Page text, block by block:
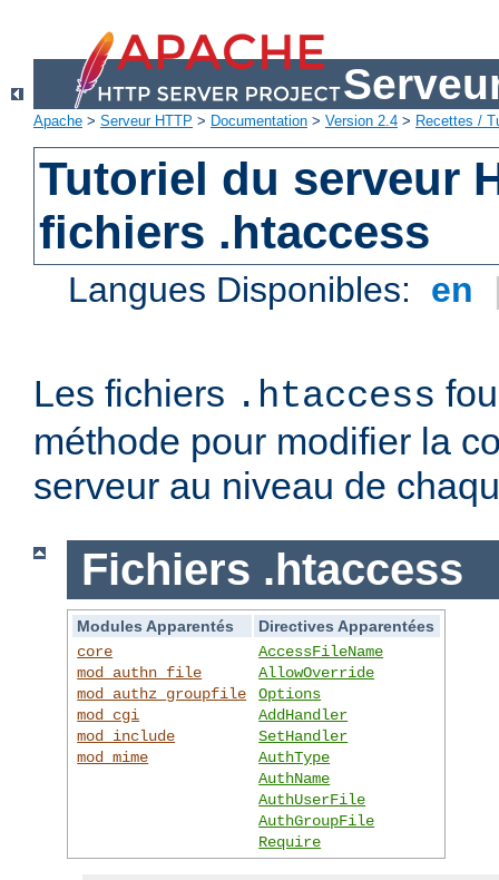
Apache > Serveur HTTP > Documentation > Version 2.4 > Recettes /
Tutoriel du serveur
fichiers .htaccess
Langues Disponibles: en
Les fichiers .htaccess
méthode pour modifier la
serveur au niveau de
Fichiers .htaccess
Modules Apparentés
Directives Apparentées
core
mod_authn_file
mod_authz_groupfile
mod_cgi
mod_include
mod_mime
AccessFileName
AllowOverride
Options
AddHandler
SetHandler
AuthType
AuthName
AuthUserFile
AuthGroupFile
Require